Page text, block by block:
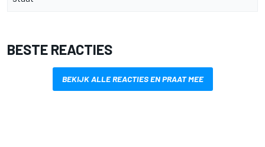
BESTE REACTIES
BEKIJK ALLE REACTIES EN PRAAT MEE